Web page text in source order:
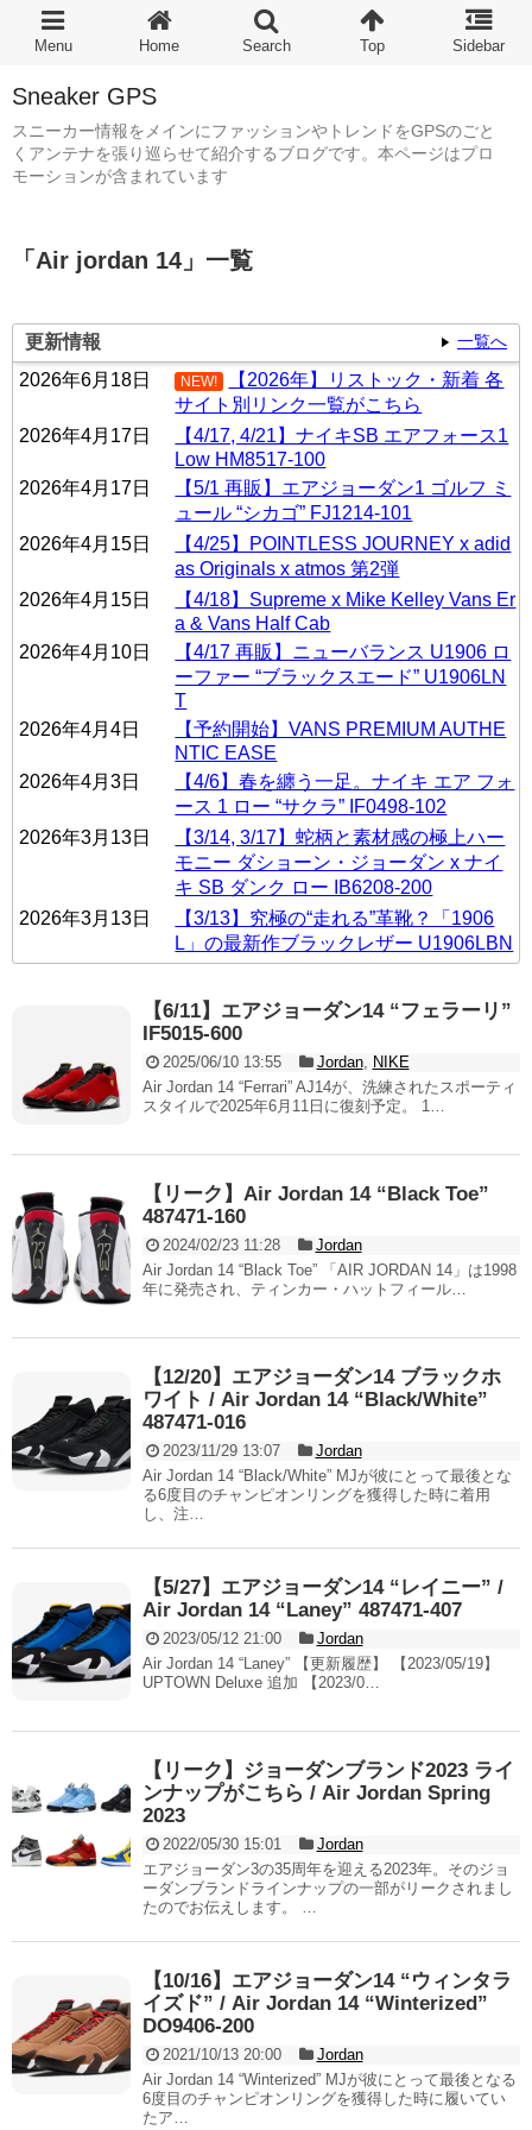
Sneaker GPS
スニーカー情報をメインにファッションやトレンドをGPSのごと
くアンテナを張り巡らせて紹介するブログです。本ページはプロ
モーションが含まれています
「 Air jordan 14 」 一覧
一覧へ
更新情報
2026年6月18日
NEW!
【2026年】リストック・新着 各
サイト別リンク一覧がこちら
2026年4月17日
【4/17, 4/21】ナイキSB エアフォース1
Low HM8517-100
2026年4月17日
【5/1 再販】エアジョーダン1 ゴルフ ミ
ュール “シカゴ” FJ1214-101
2026年4月15日
【4/25】POINTLESS JOURNEY x adid
as Originals x atmos 第2弾
2026年4月15日
【4/18】Supreme x Mike Kelley Vans Er
a & Vans Half Cab
2026年4月10日
【4/17 再販】ニューバランス U1906 ロ
ーファー “ブラックスエード” U1906LN
T
2026年4月4日
【予約開始】VANS PREMIUM AUTHE
NTIC EASE
2026年4月3日
【4/6】春を纏う一足。ナイキ エア フォ
ース 1 ロー “サクラ” IF0498-102
2026年3月13日
【3/14, 3/17】蛇柄と素材感の極上ハー
モニー ダショーン・ジョーダン x ナイ
キ SB ダンク ロー IB6208-200
2026年3月13日
【3/13】究極の“走れる”革靴？「1906
L」の最新作ブラックレザー U1906LBN
【6/11】エアジョーダン14 “フェラーリ”
IF5015-600
2025/06/10 13:55 Jordan, NIKE
Air Jordan 14 “Ferrari” AJ14が、洗練されたスポーティ
スタイルで2025年6月11日に復刻予定。 1…
【リーク】Air Jordan 14 “Black Toe”
487471-160
2024/02/23 11:28
Jordan
Air Jordan 14 “Black Toe” 「AIR JORDAN 14」は1998
年に発売され、ティンカー・ハットフィール…
【12/20】エアジョーダン14 ブラックホ
ワイト / Air Jordan 14 “Black/White”
487471-016
2023/11/29 13:07
Jordan
Air Jordan 14 “Black/White” MJが彼にとって最後とな
る6度目のチャンピオンリングを獲得した時に着用
し、注…
【5/27】エアジョーダン14 “レイニー” /
Air Jordan 14 “Laney” 487471-407
2023/05/12 21:00
Jordan
Air Jordan 14 “Laney” 【更新履歴】 【2023/05/19】
UPTOWN Deluxe 追加 【2023/0…
【リーク】ジョーダンブランド2023 ライ
ンナップがこちら / Air Jordan Spring
2023
2022/05/30 15:01
Jordan
エアジョーダン3の35周年を迎える2023年。そのジョ
ーダンブランドラインナップの一部がリークされまし
たのでお伝えします。 …
【10/16】エアジョーダン14 “ウィンタラ
イズド” / Air Jordan 14 “Winterized”
DO9406-200
2021/10/13 20:00
Jordan
Air Jordan 14 “Winterized” MJが彼にとって最後となる
6度目のチャンピオンリングを獲得した時に履いてい
たア…